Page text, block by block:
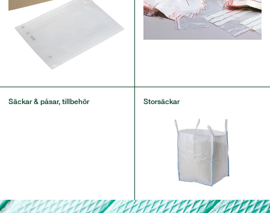
Säckar & påsar, tillbehör Storsäckar